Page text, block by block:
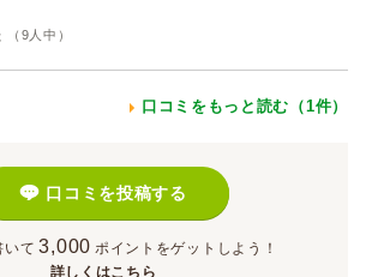
（ 9 人中）
口コミをもっと読む（1件）
口コミを投稿する
いて 3,000 ポイント をゲットしよう！
詳しくはこちら